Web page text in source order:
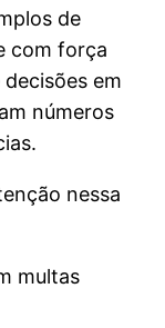
de
com força
em
números
nessa
multas